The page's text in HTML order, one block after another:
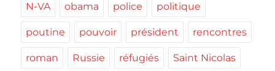
N-VA obama police politique
poutine pouvoir président rencontres
roman Russie réfugiés Saint Nicolas